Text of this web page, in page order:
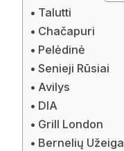
Talutti
Chačapuri
Pelėdinė
Senieji Rūsiai
Avilys
DIA
Grill London
Bernelių Užeiga